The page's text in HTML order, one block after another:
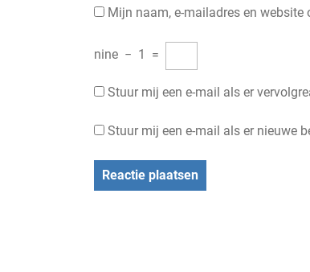
Mijn naam, e-mailadres en website
nine − 1 =
Stuur mij een e-mail als er
Stuur mij een e-mail als er nieuwe